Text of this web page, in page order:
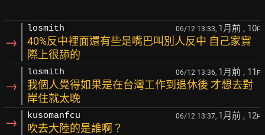
→
losmith 06/12 13:33, 1月前 , 10F
40%反中裡面還有些是嘴巴叫別人反中 自己家實
際上很舔的
→
losmith 06/12 13:36, 1月前 , 11 F
我個人覺得如果是在台灣工作到退休後 才想去對
岸住就太晚
→ kusomanfcu 06/12 13:37, 1月前 , 12F
吹去大陸的是誰啊？